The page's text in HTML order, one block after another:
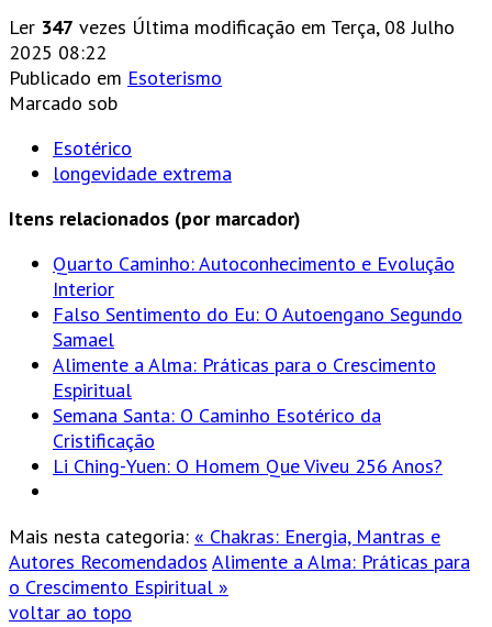
Ler 347 vezes Última modificação em Terça, 08 Julho
2025 08:22
Publicado em Esoterismo
Marcado sob
Esotérico
longevidade extrema
Itens relacionados (por marcador)
Quarto Caminho: Autoconhecimento e Evolução
Interior
Falso Sentimento do Eu: O Autoengano Segundo
Samael
Alimente a Alma: Práticas para o Crescimento
Espiritual
Semana Santa: O Caminho Esotérico da
Cristificação
Li Ching-Yuen: O Homem Que Viveu 256 Anos?
Mais nesta categoria: « Chakras: Energia, Mantras e
Autores Recomendados Alimente a Alma: Práticas para
o Crescimento Espiritual »
voltar ao topo